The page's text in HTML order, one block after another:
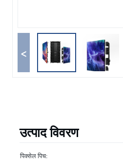
<
उत्पाद विवरण
पिक्सेल पिच: